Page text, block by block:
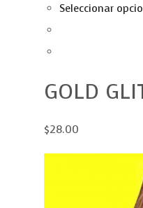
Seleccionar
GOLD
$28.00